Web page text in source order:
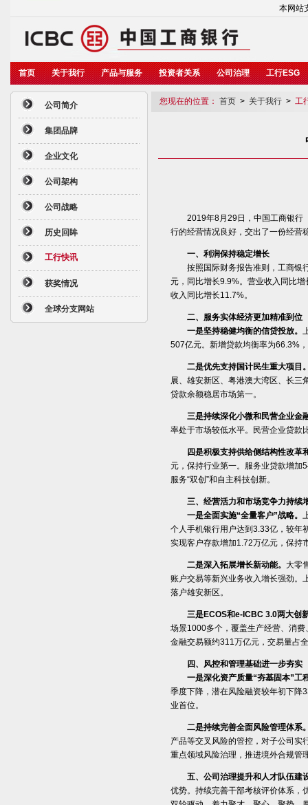
本网站
首页 关于我行 产品与服务 投资者关系 公司治理 工行ESG
公司简介
集团品牌
企业文化
公司架构
公司战略
历史回眸
工行快讯
获奖情况
全球分支网站
您现在的位置： 首页 > 关于我行 > 工
2019年8月29日，中国工商银行（
行的经营情况良好，交出了一份经营
一、利润保持稳定增长
按照国际财务报告准则，工商银行
元，同比增长9.9%。营业收入同比
收入同比增长11.7%。
二、服务实体经济更加精准到位
一是坚持稳健均衡的信贷投放。
507亿元。新增贷款均衡率为66.3%
二是优先支持国计民生重大项目
展、雄安新区、粤港澳大湾区、长三
贷款余额稳居市场第一。
三是持续深化小微和民营企业金
率处于市场较低水平。民营企业贷款
四是积极支持供给侧结构性改革
元，保持行业第一。服务业贷款增加
服务“双创”和自主科技创新。
三、经营活力和市场竞争力持续
一是全面实施“全量客户”战略。
个人手机银行用户达到3.33亿，较年
实现客户存款增加1.72万亿元，保持
二是深入拓展增长新动能。 大零
账户交易等新兴业务收入增长强劲。
落户雄安新区。
三是ECOS和e-ICBC 3.0两大创
场景1000多个，覆盖生产经营、消
金融交易额约311万亿元，交易量占
四、风控和管理基础进一步夯实
一是深化资产质量“夯基固本”工
季度下降，潜在风险融资较年初下降
业首位。
二是持续完善全面风险管理体系
产品等交叉风险的管控，对子公司实
重点领域风险治理，推进境外合规管
五、公司治理提升和人才队伍建
优势。持续完善干部考核评价体系，